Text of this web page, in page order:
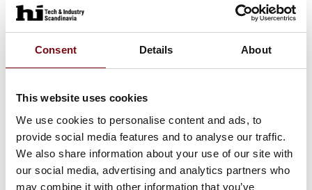
Consent Details About
This website uses cookies
We use cookies to personalise content and ads, to
provide social media features and to analyse our traffic.
We also share information about your use of our site with
our social media, advertising and analytics partners who
may combine it with other information that you’ve
pieces og transformerstationer til offshore
vindmølleprojekter. Denne sending sliding guides
skal an